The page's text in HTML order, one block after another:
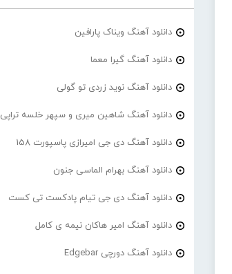
دانلود آهنگ ویناک پارافین
دانلود آهنگ گیرا معما
دانلود آهنگ نوید زردی تو گولی
دانلود آهنگ شاهین میری و سپهر خلسه تراپی
دانلود آهنگ دی جی امیرازی پاسپورت 158
دانلود آهنگ بهرام الماسی جنون
دانلود آهنگ دی جی تیام پادکست تی کست
دانلود آهنگ امیر هاکان نیمه ی کامل
دانلود آهنگ دورچی Edgebar